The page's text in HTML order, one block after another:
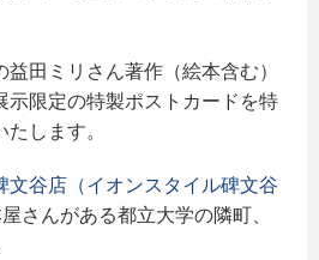
田ミリさん著作（絵本含む）
示限定の特製ポストカードを特
します。
文谷店（イオンスタイル碑文谷
さんがある都立大学の隣町、